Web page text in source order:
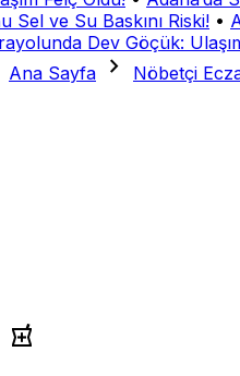
Sel ve Su Baskını Riski! •
Dev Göçük:
Ana Sayfa
chevron_right Nöbetçi
local_pharmacy